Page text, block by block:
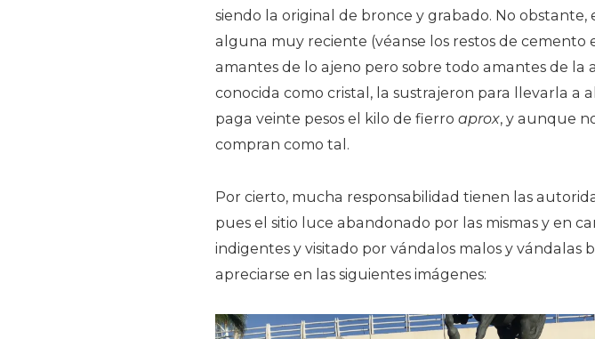
siendo la original de bronce y grabado. No obstante,
alguna muy reciente (véanse los restos de cemento
amantes de lo ajeno pero sobre todo amantes de la
conocida como cristal, la sustrajeron para llevarla a
paga veinte pesos el kilo de fierro aprox, y aunque
compran como tal.
Por cierto, mucha responsabilidad tienen las
pues el sitio luce abandonado por las mismas y en
indigentes y visitado por vándalos malos y vándalas
apreciarse en las siguientes imágenes: